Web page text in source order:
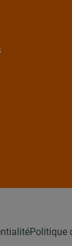
Politique